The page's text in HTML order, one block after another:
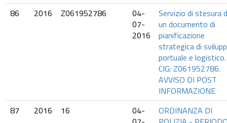
86
2016 Z061952786
04-
07-
2016
Servizio di stesura
un documento di
pianificazione
strategica di
portuale e logistico.
CIG: Z061952786.
AVVISO DI POST
INFORMAZIONE
87
2016 16
04-
ORDINANZA DI